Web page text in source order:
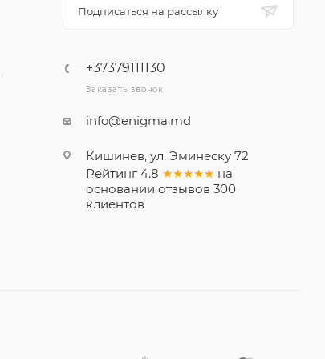
Подписаться на рассылку
+37379111130
Заказать звонок
info@enigma.md
Кишинев, ул. Эминеску 72
Рейтинг 4.8 ★★★★★ на
основании отзывов 300
клиентов